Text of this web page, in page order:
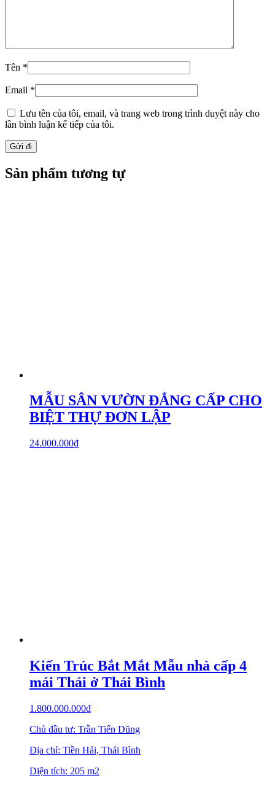
Tên *
Email *
Lưu tên của tôi, email, và trang web trong trình duyệt này cho
lần bình luận kế tiếp của tôi.
Sản phẩm tương tự
MẪU SÂN VƯỜN ĐẲNG CẤP CHO
BIỆT THỰ ĐƠN LẬP
24.000.000₫
Kiến Trúc Bắt Mắt Mẫu nhà cấp 4
mái Thái ở Thái Bình
1.800.000.000₫
Chủ đầu tư: Trần Tiến Dũng
Địa chỉ: Tiền Hải, Thái Bình
Diện tích: 205 m2